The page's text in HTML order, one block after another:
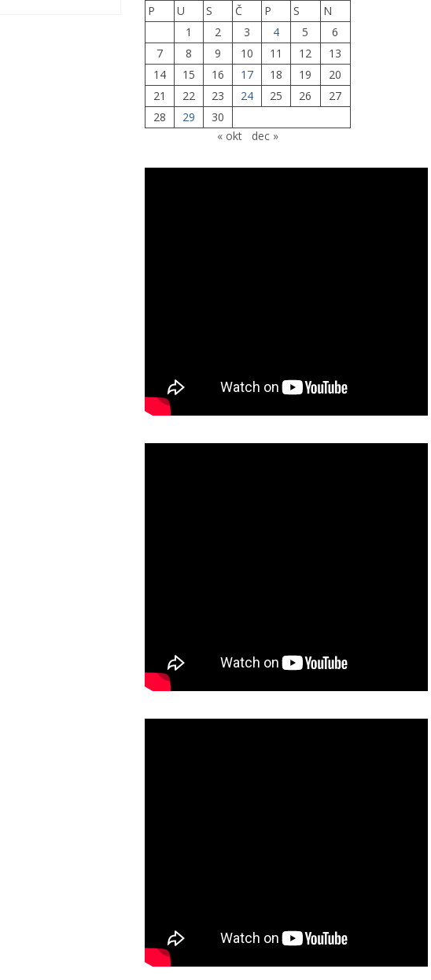
P
U S Č P S
N
1
2 3 4 5
6
7
8 9 10 11 12
13
14
15 16 17 18 19
20
21
22 23 24 25 26
27
28
29
30
« okt
dec »